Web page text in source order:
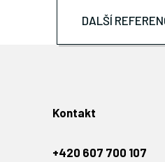
DALŠÍ
Kontakt
+420 607 700 107